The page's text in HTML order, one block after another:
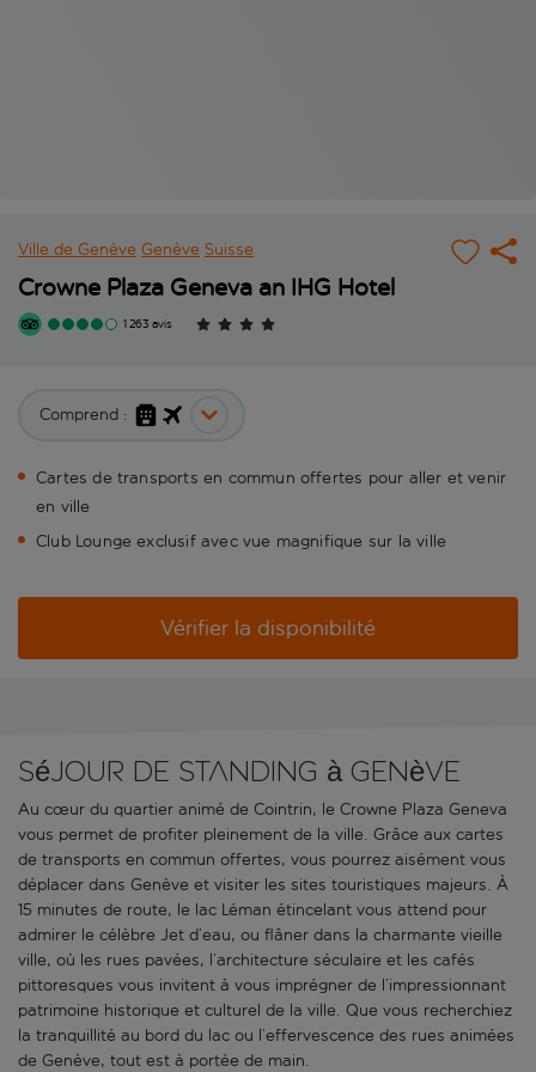
Ville de Genève Genève Suisse
Crowne Plaza Geneva an IHG Hotel
1 263 avis
Comprend :
Cartes de transports en commun offertes pour aller et venir
en ville
Club Lounge exclusif avec vue magnifique sur la ville
Vérifier la disponibilité
Séjour de standing à Genève
Au cœur du quartier animé de Cointrin, le Crowne Plaza Geneva
vous permet de profiter pleinement de la ville. Grâce aux cartes
de transports en commun offertes, vous pourrez aisément vous
déplacer dans Genève et visiter les sites touristiques majeurs. À
15 minutes de route, le lac Léman étincelant vous attend pour
admirer le célèbre Jet d’eau, ou flâner dans la charmante vieille
ville, où les rues pavées, l’architecture séculaire et les cafés
pittoresques vous invitent à vous imprégner de l’impressionnant
patrimoine historique et culturel de la ville. Que vous recherchiez
la tranquillité au bord du lac ou l’effervescence des rues animées
de Genève, tout est à portée de main.